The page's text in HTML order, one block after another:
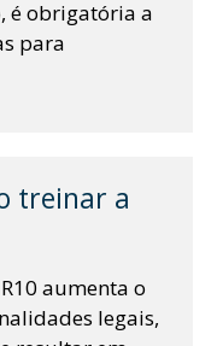
é obrigatória a
para
treinar a
aumenta o
legais,